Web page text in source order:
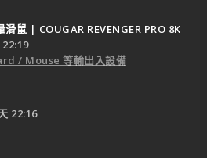
滑鼠 | COUGAR REVENGER PRO 8K
22:19
/ Mouse 等輸出入設備
22:16